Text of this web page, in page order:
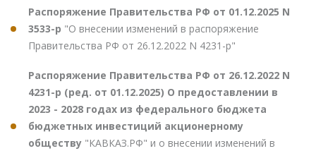
Распоряжение Правительства РФ от 01.12.2025 N
3533-р "О внесении изменений в распоряжение
Правительства РФ от 26.12.2022 N 4231-р"
Распоряжение Правительства РФ от 26.12.2022 N
4231-р (ред. от 01.12.2025) О предоставлении в
2023 - 2028 годах из федерального бюджета
бюджетных инвестиций акционерному
обществу "КАВКАЗ.РФ" и о внесении изменений в